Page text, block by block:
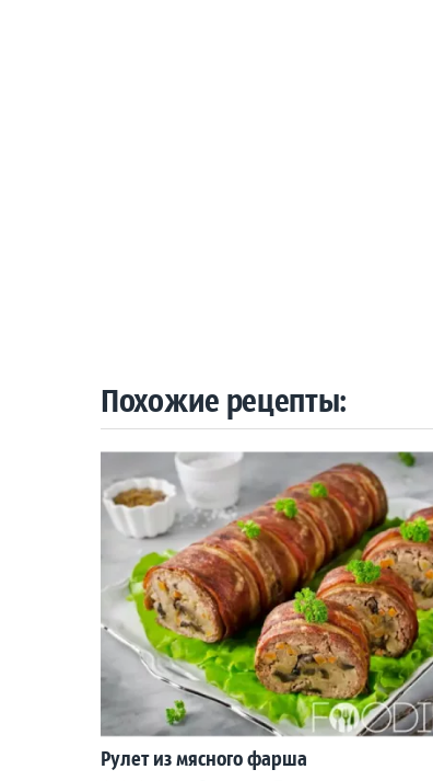
Похожие рецепты:
Рулет из мясного фарша